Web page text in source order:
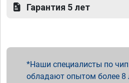
Гарантия 5 лет
Наши специалисты по
обладают опытом более 8